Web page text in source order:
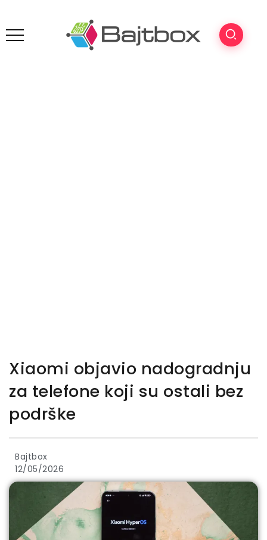
Xiaomi objavio nadogradnju
za telefone koji su ostali bez
podrške
Bajtbox
12/05/2026